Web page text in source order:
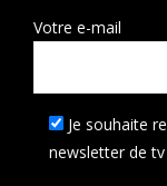
Votre e-mail
Je souhaite
newsletter de